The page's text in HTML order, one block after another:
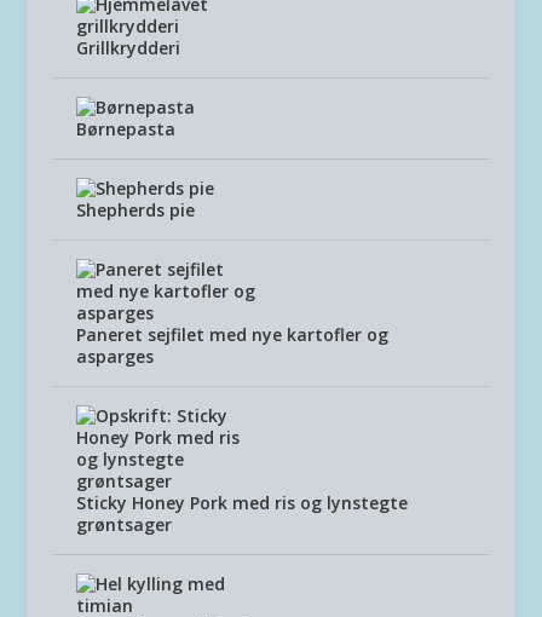
Grillkrydderi
Børnepasta
Shepherds pie
Paneret sejfilet med nye kartofler og
asparges
Sticky Honey Pork med ris og lynstegte
grøntsager